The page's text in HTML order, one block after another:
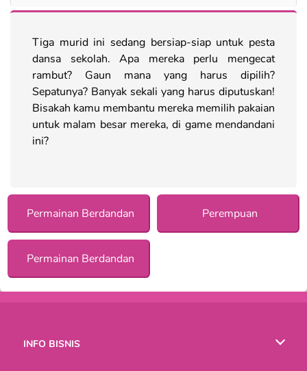
Tiga murid ini sedang bersiap-siap untuk pesta
dansa sekolah. Apa mereka perlu mengecat
rambut? Gaun mana yang harus dipilih?
Sepatunya? Banyak sekali yang harus diputuskan!
Bisakah kamu membantu mereka memilih pakaian
untuk malam besar mereka, di game mendandani
ini?
Permainan Berdandan Perempuan
Permainan Berdandan
INFO BISNIS